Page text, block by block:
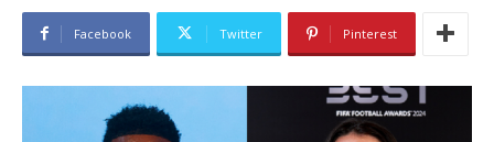
Facebook Twitter Pinterest